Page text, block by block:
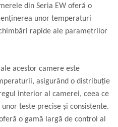
din Seria EW oferă o
unor temperaturi
rapide ale parametrilor
acestor camere este
asigurând o distribuție
interior al camerei, ceea ce
teste precise și consistente.
o gamă largă de control al